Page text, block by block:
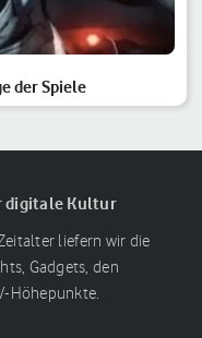
der Spiele
digitale Kultur
liefern wir die
Gadgets, den
Höhepunkte.